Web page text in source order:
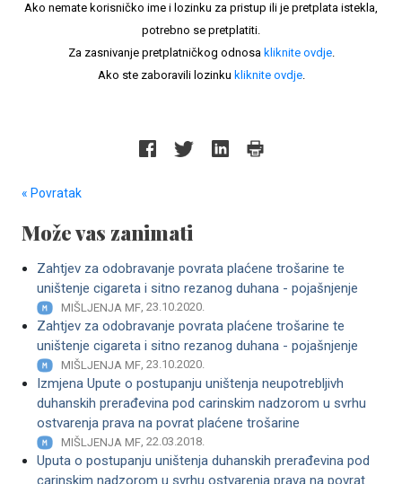
Ako nemate korisničko ime i lozinku za pristup ili je pretplata istekla,
potrebno se pretplatiti.
Za zasnivanje pretplatničkog odnosa kliknite ovdje.
Ako ste zaboravili lozinku kliknite ovdje.
« Povratak
Može vas zanimati
Zahtjev za odobravanje povrata plaćene trošarine te
uništenje cigareta i sitno rezanog duhana - pojašnjenje
MIŠLJENJA MF, 23.10.2020.
Zahtjev za odobravanje povrata plaćene trošarine te
uništenje cigareta i sitno rezanog duhana - pojašnjenje
MIŠLJENJA MF, 23.10.2020.
Izmjena Upute o postupanju uništenja neupotrebljivh
duhanskih prerađevina pod carinskim nadzorom u svrhu
ostvarenja prava na povrat plaćene trošarine
MIŠLJENJA MF, 22.03.2018.
Uputa o postupanju uništenja duhanskih prerađevina pod
carinskim nadzorom u svrhu ostvarenja prava na povrat